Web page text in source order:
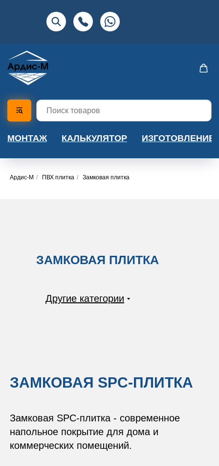
МОНТАЖ КАЛЬКУЛЯТОР ИЗГОТОВЛЕНИЕ
Ардис-М / ПВХ плитка / Замковая плитка
ЗАМКОВАЯ ПЛИТКА
Другие категории
ЗАМКОВАЯ SPC-ПЛИТКА
Замковая SPC-плитка - современное
напольное покрытие для дома и
коммерческих помещений.